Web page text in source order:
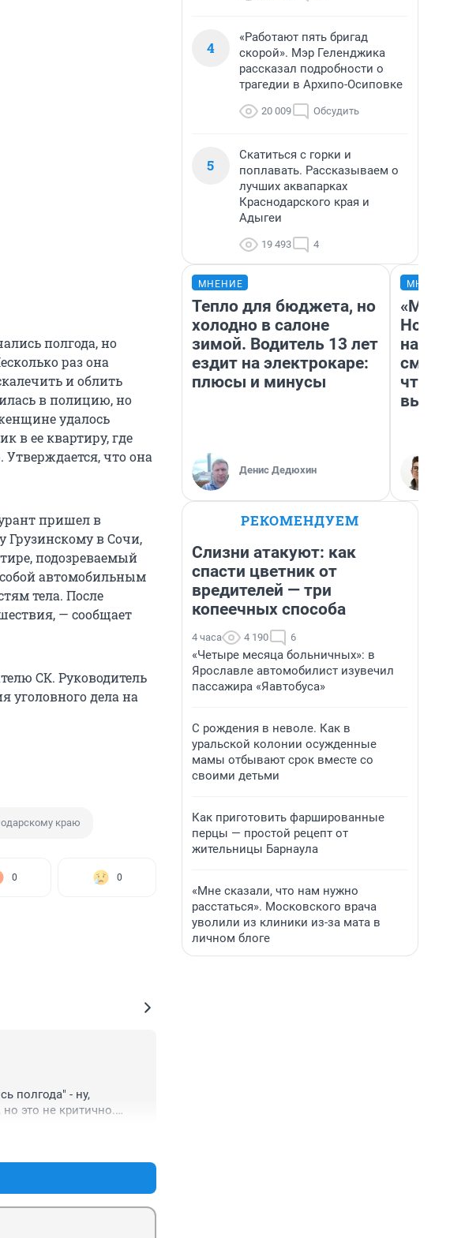
полгода, но
раз она
и облить
в полицию, но
удалось
в ее квартиру, где
что она
пришел в
Грузинскому в Сочи,
подозреваемый
автомобильным
тела. После
— сообщает
СК. Руководитель
уголовного дела на
краю
0 0
полгода" - ну,
это не критично.
4
«Работают пять бригад
скорой». Мэр Геленджика
рассказал подробности о
трагедии в Архипо-Осиповке
20 009 Обсудить
5
Скатиться с горки и
поплавать. Рассказываем о
лучших аквапарках
Краснодарского края и
Адыгеи
19 493 4
МНЕНИЕ
Тепло для бюджета, но
холодно в салоне
зимой. Водитель 13 лет
ездит на электрокаре:
плюсы и минусы
Денис Дедюхин
«Мы
РЕКОМЕНДУЕМ
Слизни атакуют: как
спасти цветник от
вредителей — три
копеечных способа
4 часа 4 190 6
«Четыре месяца больничных»: в
Ярославле автомобилист изувечил
пассажира «Яавтобуса»
С рождения в неволе. Как в
уральской колонии осужденные
мамы отбывают срок вместе со
своими детьми
Как приготовить фаршированные
перцы — простой рецепт от
жительницы Барнаула
«Мне сказали, что нам нужно
расстаться». Московского врача
уволили из клиники из-за мата в
личном блоге